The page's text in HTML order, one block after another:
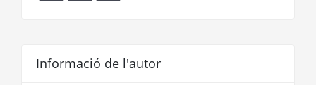
Informació de l'autor